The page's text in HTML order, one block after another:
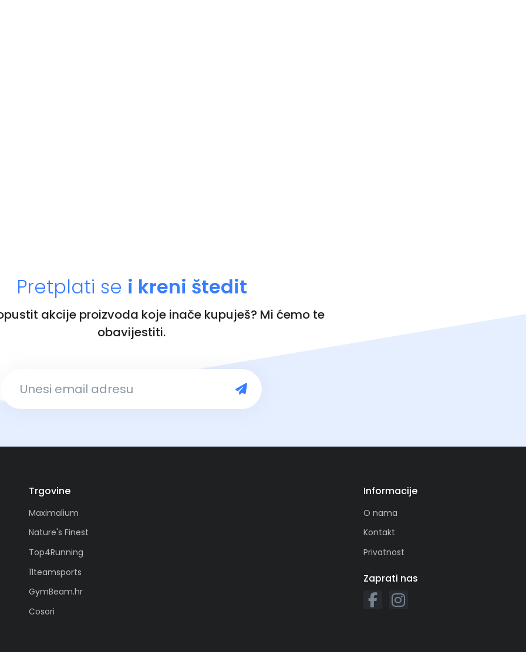
Pretplati se i kreni štedit
akcije proizvoda koje inače kupuješ? Mi ćemo te
obavijestiti.
Trgovine
Maximalium
Nature's Finest
Top4Running
11teamsports
GymBeam.hr
Cosori
Informacije
O nama
Kontakt
Privatnost
Zaprati nas